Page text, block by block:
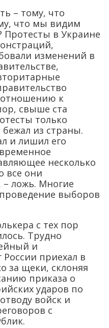
– тому, что
что мы видим
Протесты в Украине
изменений в
к
свыше ста
только
из страны.
и лишил его
несколько
все они
ложь. Многие
выборов
с тех пор
Трудно
и
приехал в
за щеки, склоняя
приказа о
ударов по
войск и
с